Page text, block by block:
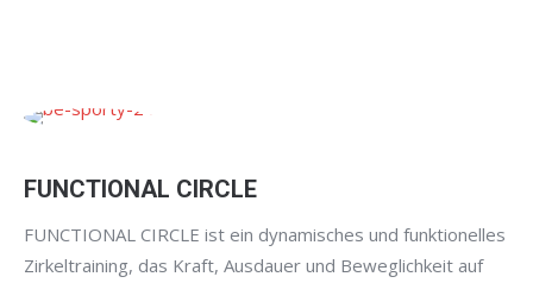
FUNCTIONAL CIRCLE
FUNCTIONAL CIRCLE ist ein dynamisches und funktionelles
Zirkeltraining, das Kraft, Ausdauer und Beweglichkeit auf